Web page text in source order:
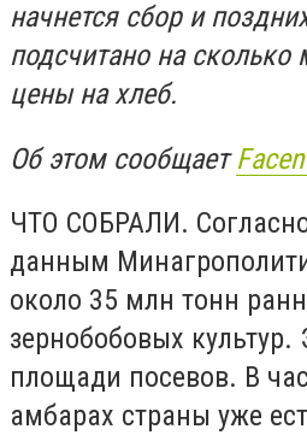
начнется сбор и
подсчитано на сколько
цены на хлеб.
Об этом сообщаетF
ЧТО СОБРАЛИ.
данным
около 35 млн тонн
зернобобовых культур.
площади посевов. В
амбарах страны уже